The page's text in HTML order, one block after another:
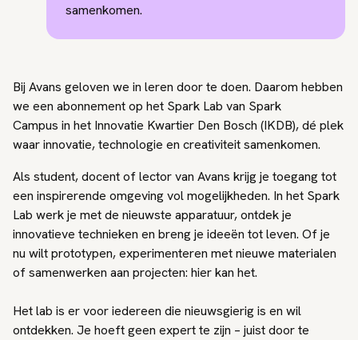
samenkomen.
Bij Avans geloven we in leren door te doen. Daarom hebben
we een abonnement op het Spark Lab van Spark
Campus in het Innovatie Kwartier Den Bosch (IKDB), dé plek
waar innovatie, technologie en creativiteit samenkomen.
Als student, docent of lector van Avans krijg je toegang tot
een inspirerende omgeving vol mogelijkheden. In het Spark
Lab werk je met de nieuwste apparatuur, ontdek je
innovatieve technieken en breng je ideeën tot leven. Of je
nu wilt prototypen, experimenteren met nieuwe materialen
of samenwerken aan projecten: hier kan het.
Het lab is er voor iedereen die nieuwsgierig is en wil
ontdekken. Je hoeft geen expert te zijn – juist door te